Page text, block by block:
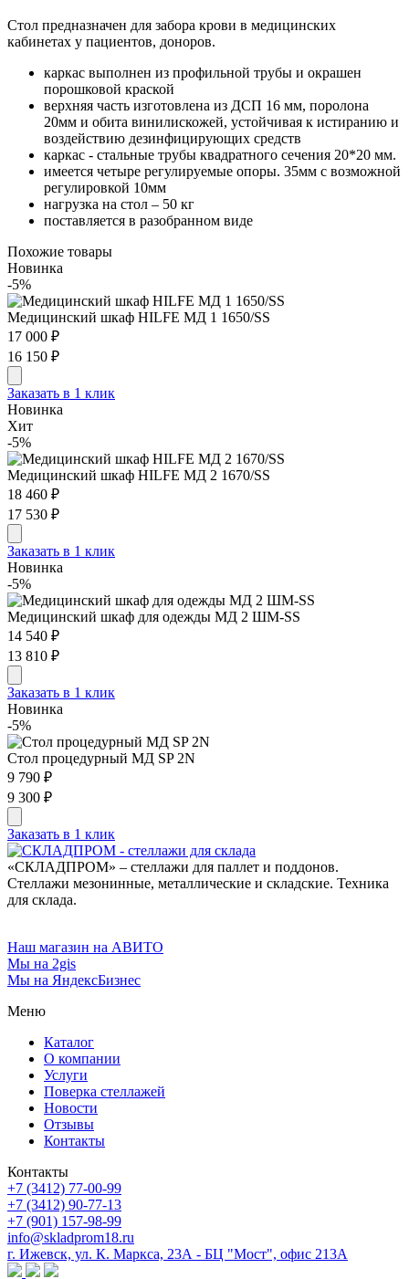
Стол предназначен для забора крови в медицинских
кабинетах у пациентов, доноров.
каркас выполнен из профильной трубы и окрашен
порошковой краской
верхняя часть изготовлена из ДСП 16 мм, поролона
20мм и обита винилискожей, устойчивая к истиранию и
воздействию дезинфицирующих средств
каркас - стальные трубы квадратного сечения 20*20 мм.
имеется четыре регулируемые опоры. 35мм с возможной
регулировкой 10мм
нагрузка на стол – 50 кг
поставляется в разобранном виде
Похожие товары
Новинка
-5%
Медицинский шкаф HILFE МД 1 1650/SS
17 000 ₽
16 150 ₽
Заказать в 1 клик
Новинка
Хит
-5%
Медицинский шкаф HILFE МД 2 1670/SS
18 460 ₽
17 530 ₽
Заказать в 1 клик
Новинка
-5%
Медицинский шкаф для одежды МД 2 ШМ-SS
14 540 ₽
13 810 ₽
Заказать в 1 клик
Новинка
-5%
Стол процедурный МД SP 2N
9 790 ₽
9 300 ₽
Заказать в 1 клик
«СКЛАДПРОМ» – стеллажи для паллет и поддонов.
Стеллажи мезонинные, металлические и складские. Техника
для склада.
Наш магазин на АВИТО
Мы на 2gis
Мы на ЯндексБизнес
Меню
Каталог
О компании
Услуги
Поверка cтеллажей
Новости
Отзывы
Контакты
Контакты
+7 (3412) 77-00-99
+7 (3412) 90-77-13
+7 (901) 157-98-99
info@skladprom18.ru
г. Ижевск, ул. К. Маркса, 23А - БЦ "Мост", офис 213А